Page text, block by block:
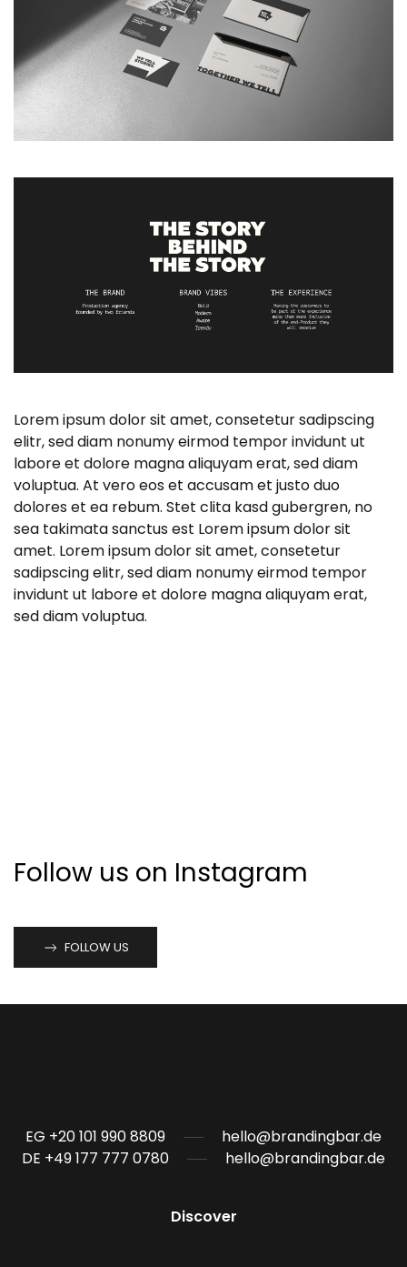
Lorem ipsum dolor sit amet, consetetur sadipscing
elitr, sed diam nonumy eirmod tempor invidunt ut
labore et dolore magna aliquyam erat, sed diam
voluptua. At vero eos et accusam et justo duo
dolores et ea rebum. Stet clita kasd gubergren, no
sea takimata sanctus est Lorem ipsum dolor sit
amet. Lorem ipsum dolor sit amet, consetetur
sadipscing elitr, sed diam nonumy eirmod tempor
invidunt ut labore et dolore magna aliquyam erat,
sed diam voluptua.
Follow us on Instagram
FOLLOW US
EG +20 101 990 8809
hello@brandingbar.de
DE +49 177 777 0780
hello@brandingbar.de
Discover